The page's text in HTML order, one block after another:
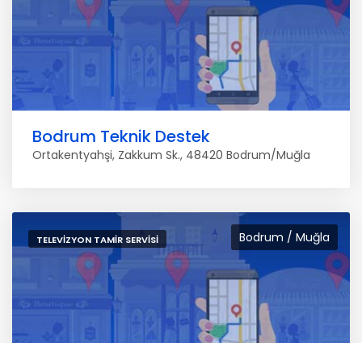
Bodrum Teknik Destek
Ortakentyahşi, Zakkum Sk., 48420 Bodrum/Muğla
Bodrum / Muğla
TELEVIZYON TAMIR SERVISI